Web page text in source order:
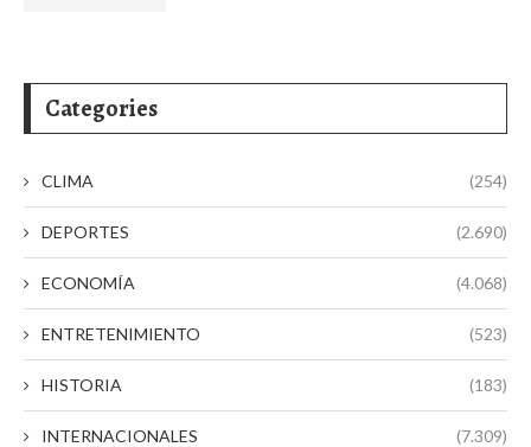
Categories
CLIMA (254)
DEPORTES (2.690)
ECONOMÍA (4.068)
ENTRETENIMIENTO (523)
HISTORIA (183)
INTERNACIONALES (7.309)